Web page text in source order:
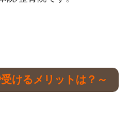
けるメリットは？～